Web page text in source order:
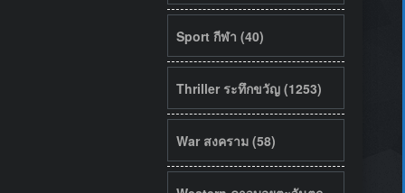
Sport กีฬา (40)
Thriller ระทึกขวัญ (1253)
War สงคราม (58)